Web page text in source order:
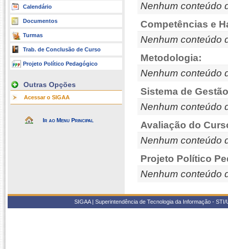
Calendário
Documentos
Turmas
Trab. de Conclusão de Curso
Projeto Político Pedagógico
Outras Opções
Acessar o SIGAA
Ir ao Menu Principal
Nenhum conteúdo
Competências e
Nenhum conteúdo
Metodologia:
Nenhum conteúdo
Sistema de
Nenhum conteúdo
Avaliação do
Nenhum conteúdo
Projeto Político
Nenhum conteúdo
SIGAA | Superintendência de Tecnologia da Informação -